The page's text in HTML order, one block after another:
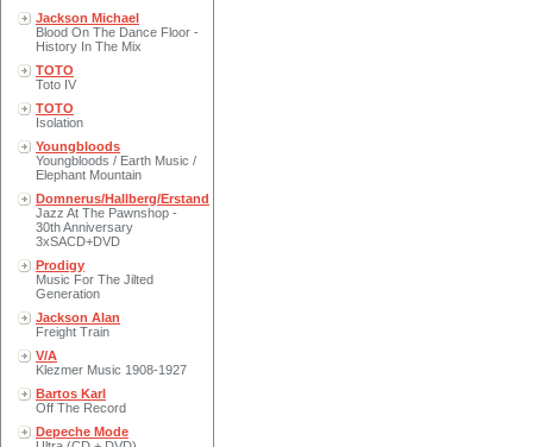
Jackson Michael
Blood On The Dance Floor -
History In The Mix
TOTO
Toto IV
TOTO
Isolation
Youngbloods
Youngbloods / Earth Music /
Elephant Mountain
Domnerus/Hallberg/Erstand
Jazz At The Pawnshop -
30th Anniversary
3xSACD+DVD
Prodigy
Music For The Jilted
Generation
Jackson Alan
Freight Train
V/A
Klezmer Music 1908-1927
Bartos Karl
Off The Record
Depeche Mode